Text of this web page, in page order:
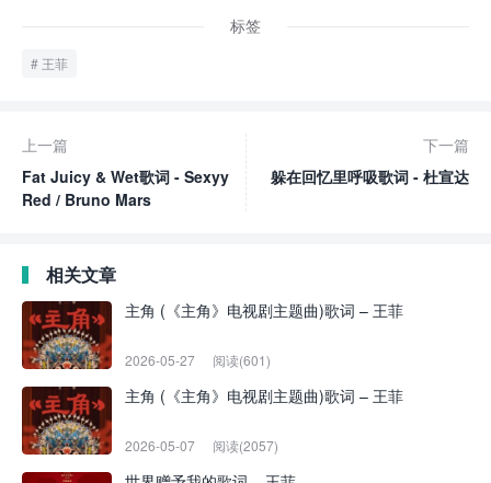
标签
王菲
上一篇
Fat Juicy & Wet歌词 - Sexyy
Red / Bruno Mars
下一篇
躲在回忆里呼吸歌词 - 杜宣达
相关文章
主角 (《主角》电视剧主题曲)歌词 – 王菲
2026-05-27 阅读(601)
主角 (《主角》电视剧主题曲)歌词 – 王菲
2026-05-07 阅读(2057)